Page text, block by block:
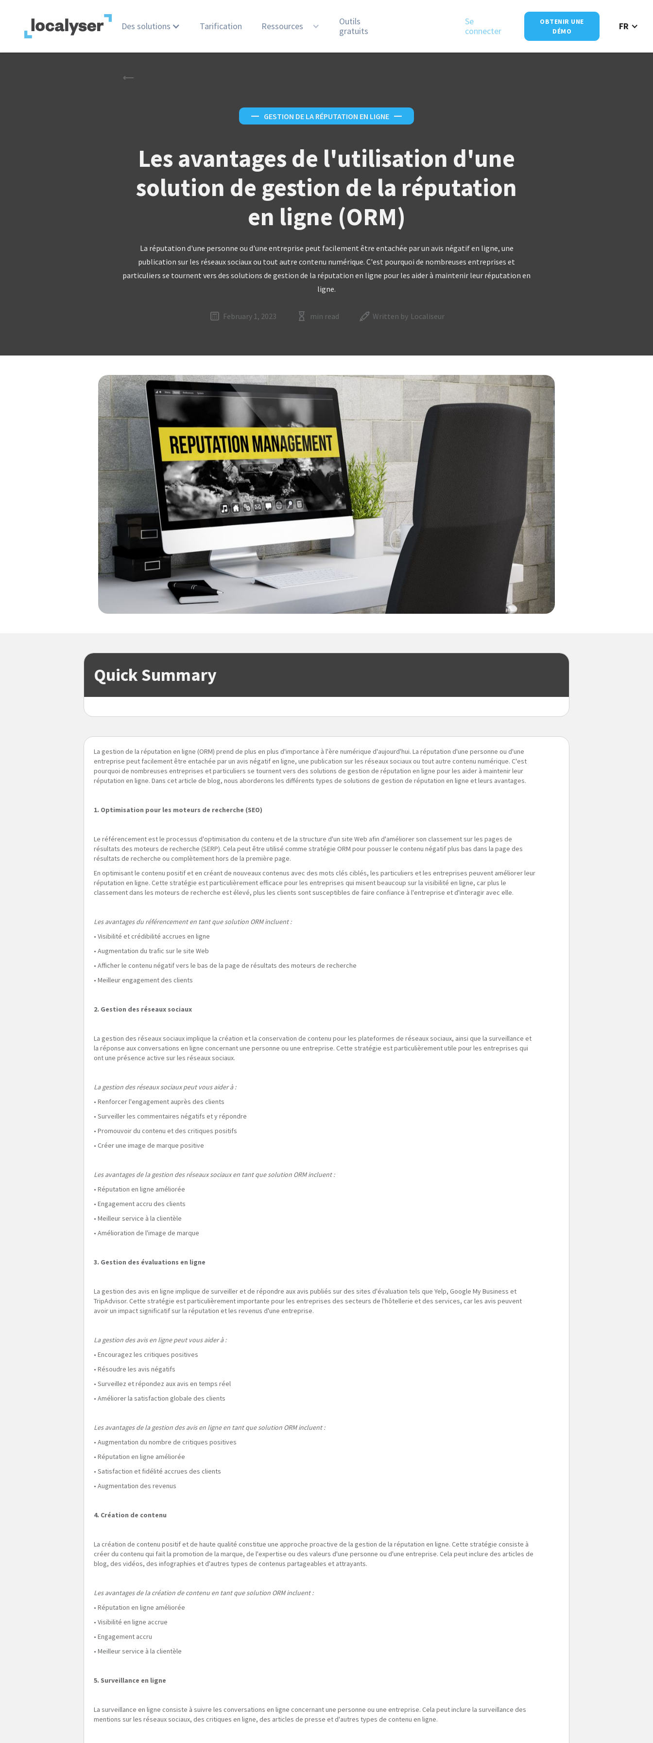
Des solutions Tarification Ressources
Outils
gratuits
Se
connecter
OBTENIR UNE
DÉMO
FR
— GESTION DE LA RÉPUTATION EN LIGNE —
Les avantages de l'utilisation d'une
solution de gestion de la réputation
en ligne (ORM)
La réputation d'une personne ou d'une entreprise peut facilement être entachée par un avis négatif en ligne, une
publication sur les réseaux sociaux ou tout autre contenu numérique. C'est pourquoi de nombreuses entreprises et
particuliers se tournent vers des solutions de gestion de la réputation en ligne pour les aider à maintenir leur réputation en
ligne.
February 1, 2023 min read Written by Localiseur
Quick Summary
La gestion de la réputation en ligne (ORM) prend de plus en plus d'importance à l'ère numérique d'aujourd'hui. La réputation d'une personne ou d'une
entreprise peut facilement être entachée par un avis négatif en ligne, une publication sur les réseaux sociaux ou tout autre contenu numérique. C'est
pourquoi de nombreuses entreprises et particuliers se tournent vers des solutions de gestion de réputation en ligne pour les aider à maintenir leur
réputation en ligne. Dans cet article de blog, nous aborderons les différents types de solutions de gestion de réputation en ligne et leurs avantages.
1. Optimisation pour les moteurs de recherche (SEO)
Le référencement est le processus d'optimisation du contenu et de la structure d'un site Web afin d'améliorer son classement sur les pages de
résultats des moteurs de recherche (SERP). Cela peut être utilisé comme stratégie ORM pour pousser le contenu négatif plus bas dans la page des
résultats de recherche ou complètement hors de la première page.
En optimisant le contenu positif et en créant de nouveaux contenus avec des mots clés ciblés, les particuliers et les entreprises peuvent améliorer leur
réputation en ligne. Cette stratégie est particulièrement efficace pour les entreprises qui misent beaucoup sur la visibilité en ligne, car plus le
classement dans les moteurs de recherche est élevé, plus les clients sont susceptibles de faire confiance à l'entreprise et d'interagir avec elle.
Les avantages du référencement en tant que solution ORM incluent :
• Visibilité et crédibilité accrues en ligne
• Augmentation du trafic sur le site Web
• Afficher le contenu négatif vers le bas de la page de résultats des moteurs de recherche
• Meilleur engagement des clients
2. Gestion des réseaux sociaux
La gestion des réseaux sociaux implique la création et la conservation de contenu pour les plateformes de réseaux sociaux, ainsi que la surveillance et
la réponse aux conversations en ligne concernant une personne ou une entreprise. Cette stratégie est particulièrement utile pour les entreprises qui
ont une présence active sur les réseaux sociaux.
La gestion des réseaux sociaux peut vous aider à :
• Renforcer l'engagement auprès des clients
• Surveiller les commentaires négatifs et y répondre
• Promouvoir du contenu et des critiques positifs
• Créer une image de marque positive
Les avantages de la gestion des réseaux sociaux en tant que solution ORM incluent :
• Réputation en ligne améliorée
• Engagement accru des clients
• Meilleur service à la clientèle
• Amélioration de l'image de marque
3. Gestion des évaluations en ligne
La gestion des avis en ligne implique de surveiller et de répondre aux avis publiés sur des sites d'évaluation tels que Yelp, Google My Business et
TripAdvisor. Cette stratégie est particulièrement importante pour les entreprises des secteurs de l'hôtellerie et des services, car les avis peuvent
avoir un impact significatif sur la réputation et les revenus d'une entreprise.
La gestion des avis en ligne peut vous aider à :
• Encouragez les critiques positives
• Résoudre les avis négatifs
• Surveillez et répondez aux avis en temps réel
• Améliorer la satisfaction globale des clients
Les avantages de la gestion des avis en ligne en tant que solution ORM incluent :
• Augmentation du nombre de critiques positives
• Réputation en ligne améliorée
• Satisfaction et fidélité accrues des clients
• Augmentation des revenus
4. Création de contenu
La création de contenu positif et de haute qualité constitue une approche proactive de la gestion de la réputation en ligne. Cette stratégie consiste à
créer du contenu qui fait la promotion de la marque, de l'expertise ou des valeurs d'une personne ou d'une entreprise. Cela peut inclure des articles de
blog, des vidéos, des infographies et d'autres types de contenus partageables et attrayants.
Les avantages de la création de contenu en tant que solution ORM incluent :
• Réputation en ligne améliorée
• Visibilité en ligne accrue
• Engagement accru
• Meilleur service à la clientèle
5. Surveillance en ligne
La surveillance en ligne consiste à suivre les conversations en ligne concernant une personne ou une entreprise. Cela peut inclure la surveillance des
mentions sur les réseaux sociaux, des critiques en ligne, des articles de presse et d'autres types de contenu en ligne.